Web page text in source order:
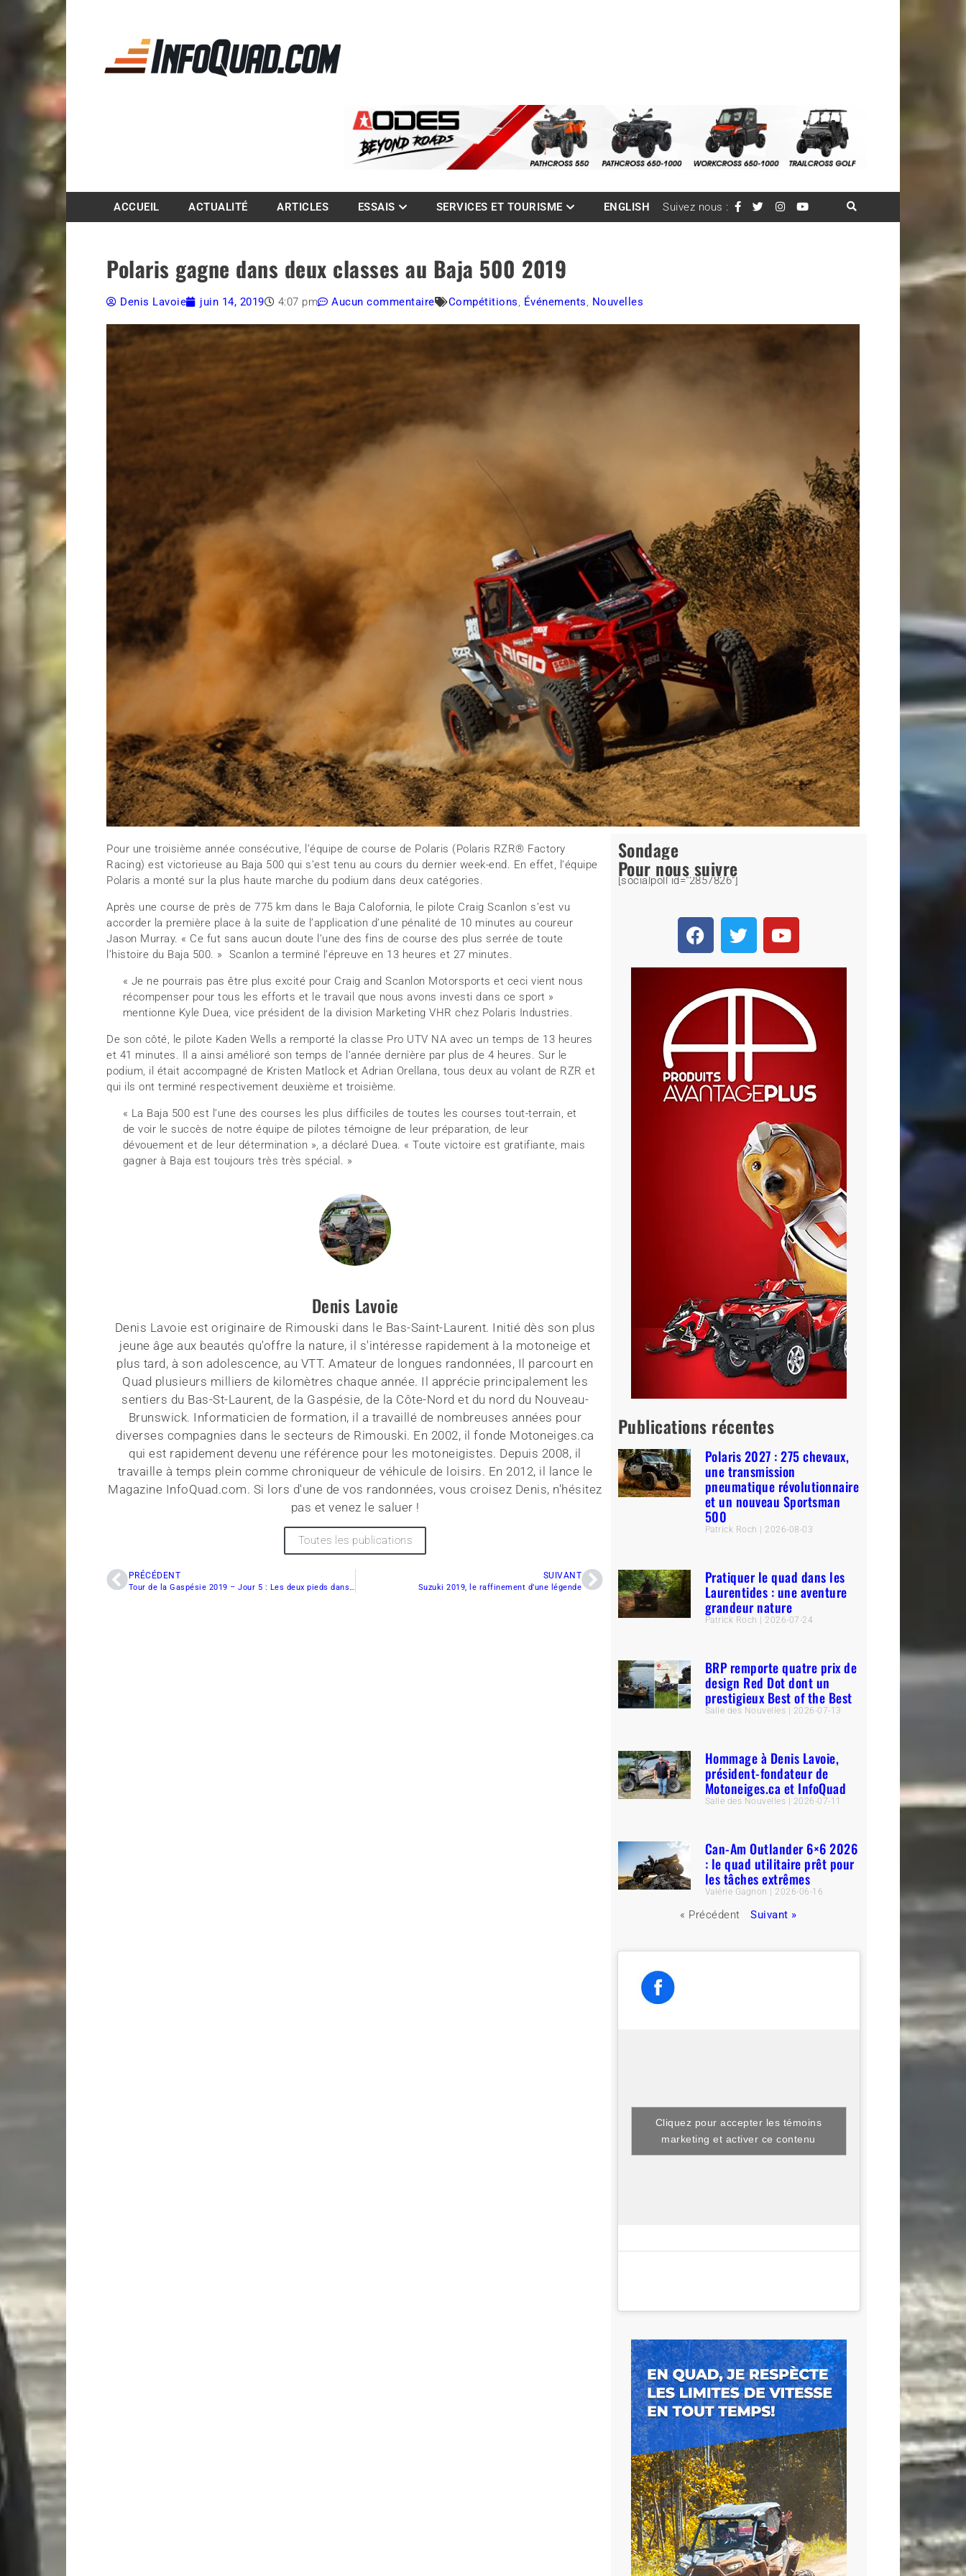
ACCUEIL ACTUALITÉ ARTICLES ESSAIS SERVICES ET TOURISME ENGLISH Suivez nous :
Polaris gagne dans deux classes au Baja 500 2019
Denis Lavoie juin 14, 2019 4:07 pm Aucun commentaire Compétitions, Événements, Nouvelles
Pour une troisième année consécutive, l’équipe de course de Polaris (Polaris RZR® Factory
Racing) est victorieuse au Baja 500 qui s’est tenu au cours du dernier week-end. En effet, l’équipe
Polaris a monté sur la plus haute marche du podium dans deux catégories.
Après une course de près de 775 km dans le Baja Calofornia, le pilote Craig Scanlon s’est vu
accorder la première place à la suite de l’application d’une pénalité de 10 minutes au coureur
Jason Murray. « Ce fut sans aucun doute l’une des fins de course des plus serrée de toute
l’histoire du Baja 500. » Scanlon a terminé l’épreuve en 13 heures et 27 minutes.
« Je ne pourrais pas être plus excité pour Craig and Scanlon Motorsports et ceci vient nous
récompenser pour tous les efforts et le travail que nous avons investi dans ce sport »
mentionne Kyle Duea, vice président de la division Marketing VHR chez Polaris Industries.
De son côté, le pilote Kaden Wells a remporté la classe Pro UTV NA avec un temps de 13 heures
et 41 minutes. Il a ainsi amélioré son temps de l’année dernière par plus de 4 heures. Sur le
podium, il était accompagné de Kristen Matlock et Adrian Orellana, tous deux au volant de RZR et
qui ils ont terminé respectivement deuxième et troisième.
« La Baja 500 est l’une des courses les plus difficiles de toutes les courses tout-terrain, et
de voir le succès de notre équipe de pilotes témoigne de leur préparation, de leur
dévouement et de leur détermination », a déclaré Duea. « Toute victoire est gratifiante, mais
gagner à Baja est toujours très très spécial. »
Denis Lavoie
Denis Lavoie est originaire de Rimouski dans le Bas-Saint-Laurent. Initié dès son plus
jeune âge aux beautés qu'offre la nature, il s'intéresse rapidement à la motoneige et
plus tard, à son adolescence, au VTT. Amateur de longues randonnées, Il parcourt en
Quad plusieurs milliers de kilomètres chaque année. Il apprécie principalement les
sentiers du Bas-St-Laurent, de la Gaspésie, de la Côte-Nord et du nord du Nouveau-
Brunswick. Informaticien de formation, il a travaillé de nombreuses années pour
diverses compagnies dans le secteurs de Rimouski. En 2002, il fonde Motoneiges.ca
qui est rapidement devenu une référence pour les motoneigistes. Depuis 2008, il
travaille à temps plein comme chroniqueur de véhicule de loisirs. En 2012, il lance le
Magazine InfoQuad.com. Si lors d'une de vos randonnées, vous croisez Denis, n'hésitez
pas et venez le saluer !
Toutes les publications
PRÉCÉDENT
Tour de la Gaspésie 2019 – Jour 5 : Les deux pieds dans la neige !
SUIVANT
Suzuki 2019, le raffinement d’une légende
Sondage
[socialpoll id="2857826"]
Pour nous suivre
Publications récentes
Polaris 2027 : 275 chevaux,
une transmission
pneumatique révolutionnaire
et un nouveau Sportsman
500
Patrick Roch 2026-08-03
Pratiquer le quad dans les
Laurentides : une aventure
grandeur nature
Patrick Roch 2026-07-24
BRP remporte quatre prix de
design Red Dot dont un
prestigieux Best of the Best
Salle des Nouvelles 2026-07-13
Hommage à Denis Lavoie,
président-fondateur de
Motoneiges.ca et InfoQuad
Salle des Nouvelles 2026-07-11
Can-Am Outlander 6×6 2026
: le quad utilitaire prêt pour
les tâches extrêmes
Valérie Gagnon 2026-06-16
« Précédent Suivant »
Cliquez pour accepter les témoins
marketing et activer ce contenu